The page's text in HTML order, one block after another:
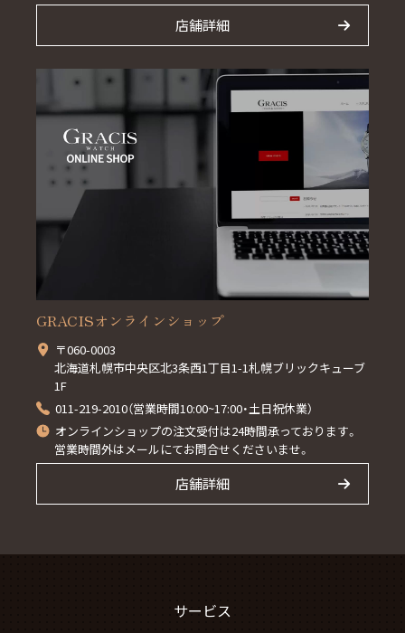
店舗詳細
GRACISオンラインショップ
〒060-0003
北海道札幌市中央区北3条西1丁目1-1札幌ブリックキューブ
1F
011-219-2010（営業時間10:00~17:00・土日祝休業）
オンラインショップの注文受付は24時間承っております。
営業時間外はメールにてお問合せくださいませ。
店舗詳細
サービス